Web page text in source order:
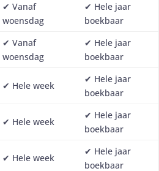
✔︎ Vanaf
woensdag
✔︎ Hele jaar
boekbaar
✔︎ Vanaf
woensdag
✔︎ Hele jaar
boekbaar
✔︎ Hele week
✔︎ Hele jaar
boekbaar
✔︎ Hele week
✔︎ Hele jaar
boekbaar
✔︎ Hele week
✔︎ Hele jaar
boekbaar